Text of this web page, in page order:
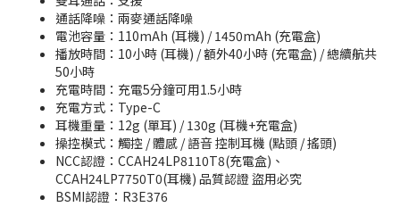
通話降噪：兩麥通話降噪
電池容量：110mAh (耳機) / 1450mAh (充電盒)
播放時間：10小時 (耳機) / 額外40小時 (充電盒) / 總續航共
50小時
充電時間：充電5分鐘可用1.5小時
充電方式：Type-C
耳機重量：12g (單耳) / 130g (耳機+充電盒)
操控模式：觸控 / 體感 / 語音 控制耳機 (點頭 / 搖頭)
NCC認證：CCAH24LP8110T8(充電盒)、
CCAH24LP7750T0(耳機) 品質認證 盜用必究
BSMI認證：R3E376